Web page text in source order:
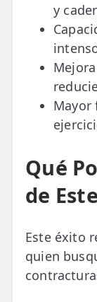
y
Mayor
Qué
de
Este éxito
quien